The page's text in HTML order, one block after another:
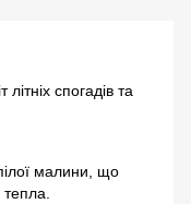
спогадів та
малини, що